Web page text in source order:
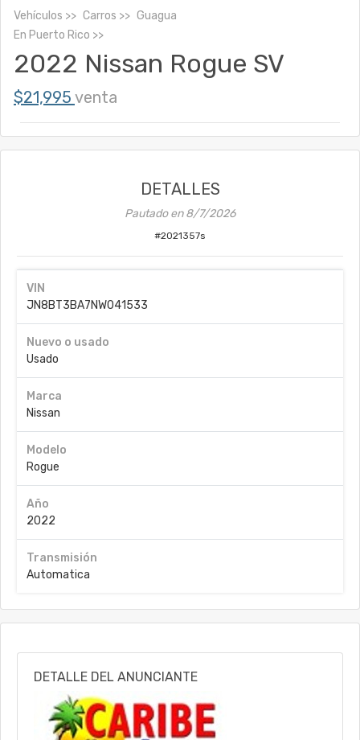
Vehículos Carros
Guagua
En Puerto Rico
2022 Nissan Rogue SV
$21,995 venta
DETALLES
Pautado en8/7/2026
#2021357s
VIN
JN8BT3BA7NW041533
Nuevo o usado
Usado
Marca
Nissan
Modelo
Rogue
Año
2022
Transmisión
Automatica
DETALLE DEL ANUNCIANTE